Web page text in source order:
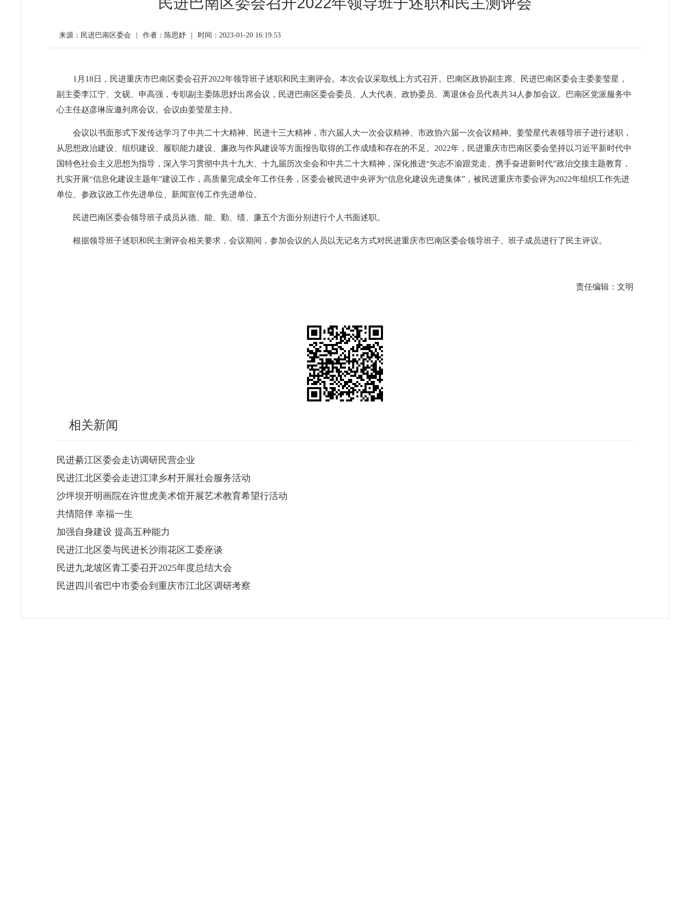
来源：民进巴南区委会 作者：陈思妤 时间：2023-01-20 16:19:53
1月18日，民进重庆市巴南区委会召开2022年领导班子述职和民主测评会。本次会议采取线上方式召开。巴南区政协副主席、民进巴南区委会主委姜莹星，
副主委李江宁、文砚、申高强，专职副主委陈思妤出席会议，民进巴南区委会委员、人大代表、政协委员、离退休会员代表共34人参加会议。巴南区党派服务中
心主任赵彦琳应邀列席会议。会议由姜莹星主持。
会议以书面形式下发传达学习了中共二十大精神、民进十三大精神，市六届人大一次会议精神、市政协六届一次会议精神。姜莹星代表领导班子进行述职，
从思想政治建设、组织建设、履职能力建设、廉政与作风建设等方面报告取得的工作成绩和存在的不足。2022年，民进重庆市巴南区委会坚持以习近平新时代中
国特色社会主义思想为指导，深入学习贯彻中共十九大、十九届历次全会和中共二十大精神，深化推进“矢志不渝跟党走、携手奋进新时代”政治交接主题教育，
扎实开展“信息化建设主题年”建设工作，高质量完成全年工作任务，区委会被民进中央评为“信息化建设先进集体”，被民进重庆市委会评为2022年组织工作先进
单位、参政议政工作先进单位、新闻宣传工作先进单位。
民进巴南区委会领导班子成员从德、能、勤、绩、廉五个方面分别进行个人书面述职。
根据领导班子述职和民主测评会相关要求，会议期间，参加会议的人员以无记名方式对民进重庆市巴南区委会领导班子、班子成员进行了民主评议。
责任编辑：文明
相关新闻
民进綦江区委会走访调研民营企业
民进江北区委会走进江津乡村开展社会服务活动
沙坪坝开明画院在许世虎美术馆开展艺术教育希望行活动
共情陪伴 幸福一生
加强自身建设 提高五种能力
民进江北区委与民进长沙雨花区工委座谈
民进九龙坡区青工委召开2025年度总结大会
民进四川省巴中市委会到重庆市江北区调研考察